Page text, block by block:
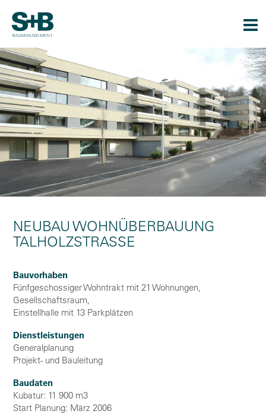
NEUBAU WOHNÜBERBAUUNG
TALHOLZSTRASSE
Bauvorhaben
Fünfgeschossiger Wohntrakt mit 21 Wohnungen,
Gesellschaftsraum,
Einstellhalle mit 13 Parkplätzen
Dienstleistungen
Generalplanung
Projekt- und Bauleitung
Baudaten
Kubatur: 11 900 m3
Start Planung: März 2006